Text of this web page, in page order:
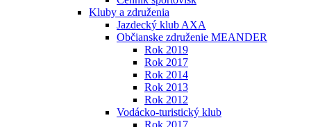
Kluby a združenia
Jazdecký klub AXA
Občianske združenie MEANDER
Rok 2019
Rok 2017
Rok 2014
Rok 2013
Rok 2012
Vodácko-turistický klub
Rok 2017